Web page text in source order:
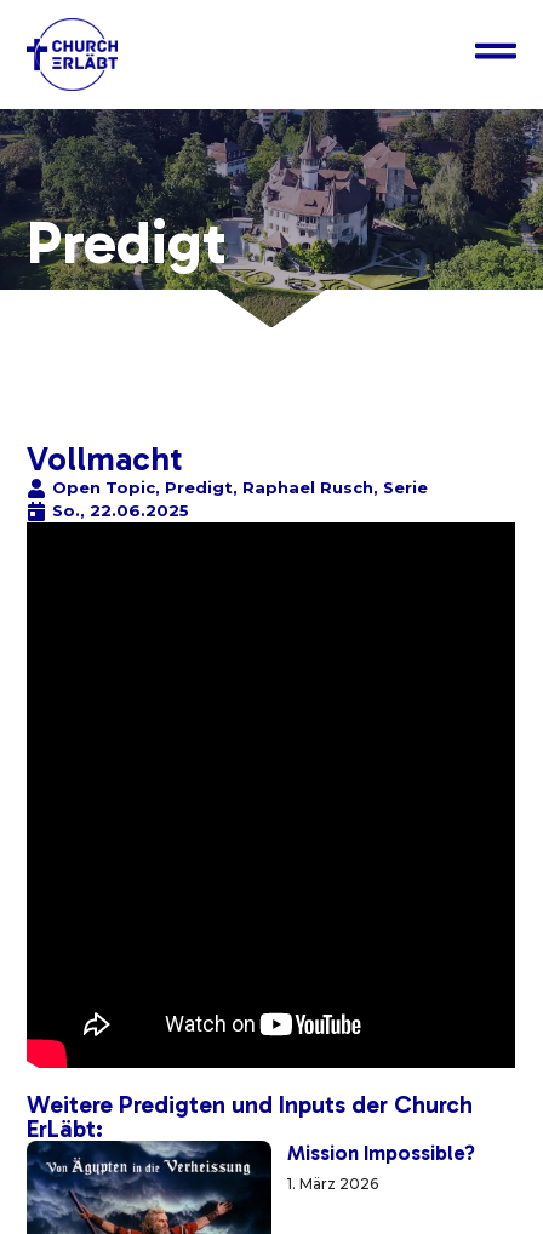
Predigt
Vollmacht
Open Topic, Predigt, Raphael Rusch, Serie
So., 22.06.2025
Weitere Predigten und Inputs der Church
ErLäbt:
Mission Impossible?
1. März 2026